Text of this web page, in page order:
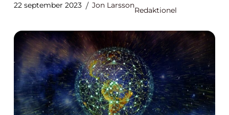
22 september 2023 Jon Larsson
Redaktionel